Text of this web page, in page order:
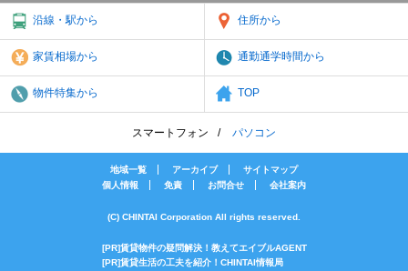
沿線・駅から 住所から
家賃相場から 通勤通学時間から
物件特集から TOP
スマートフォン パソコン
地域一覧 アーカイブ
サイトマップ
個人情報
免責 お問合せ 会社案内
(C) CHINTAI Corporation All rights reserved.
[PR]賃貸物件の疑問解決！教えてエイブルAGENT
[PR]賃貸生活の工夫を紹介！CHINTAI情報局